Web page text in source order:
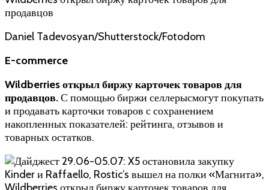
Daniel Tadevosyan/Shutterstock/Fotodom
E-commerce
Wildberries открыл биржу карточек товаров для
продавцов.С помощью биржи селлерысмогут покупать
и продавать карточки товаров с сохранением
накопленных показателей: рейтинга, отзывов и
товарных остатков.